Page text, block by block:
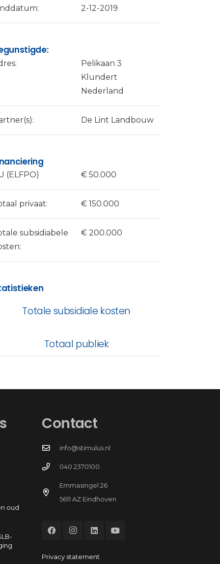
2-12-2019
Pelikaan 3
Klundert
Nederland
De Lint Landbouw
(ELFPO) € 50.000
privaat: € 150.000
subsidiabele
€ 200.000
Totale subsidiale kosten
Totaal publiek
oud
Contact
info@stimulus.nl
040 2370100
Emmasingel 26
5611 AZ Eindhoven
Privacy statement